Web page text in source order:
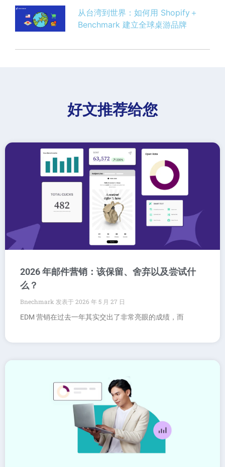
从台湾到世界：如何用 Shopify＋
Benchmark 建立全球桌游品牌
好文推荐给您
2026 年邮件营销：该保留、舍弃以及尝试什
么？
Bnechmark
2026 年 5 月 27 日
EDM 营销在过去一年其实交出了非常亮眼的成绩，而